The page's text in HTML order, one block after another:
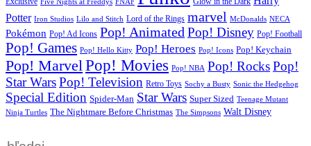
Potter Iron Studios Lilo and Stitch Lord of the Rings marvel McDonalds NECA
Pokémon Pop! Ad Icons Pop! Animated Pop! Disney Pop! Football
Pop! Games Pop! Hello Kitty Pop! Heroes Pop! Icons Pop! Keychain
Pop! Marvel Pop! Movies Pop! NBA Pop! RocksPop!
Star WarsPop! Television Retro Toys Sochy a Busty Sonic the Hedgehog
Special Edition Spider-Man Star Wars Super Sized Teenage Mutant
Ninja Turtles The Nightmare Before Christmas The Simpsons Walt Disney
Products